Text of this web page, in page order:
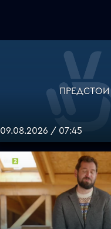
ПРЕДСТОИ
09.08.2026 / 07:45